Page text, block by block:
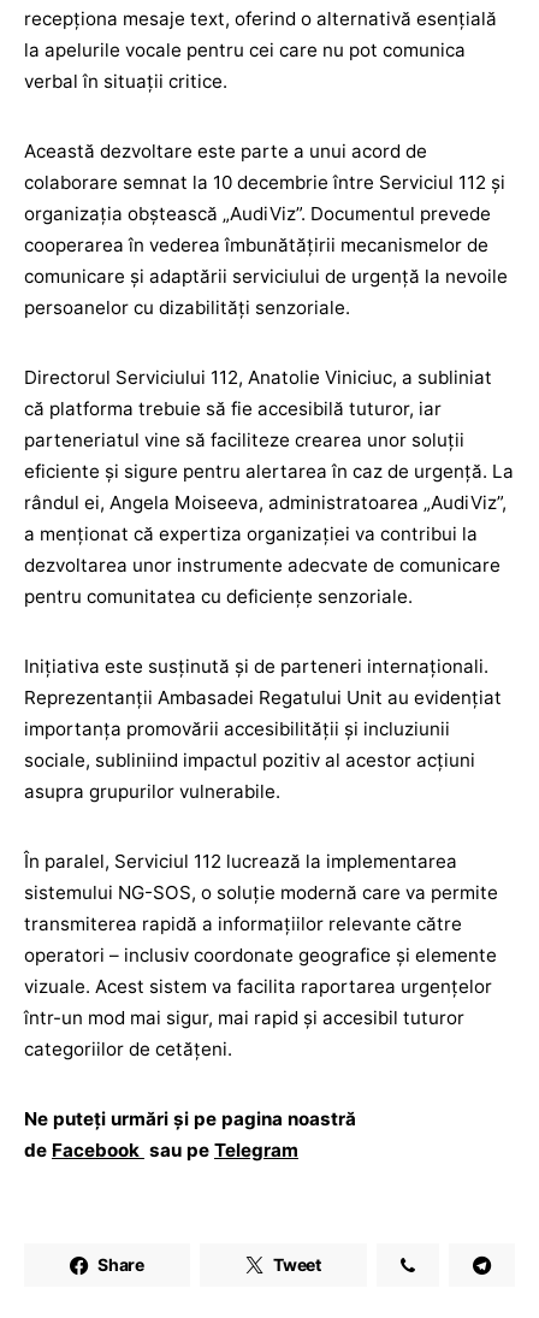
recepționa mesaje text, oferind o alternativă esențială
la apelurile vocale pentru cei care nu pot comunica
verbal în situații critice.
Această dezvoltare este parte a unui acord de
colaborare semnat la 10 decembrie între Serviciul 112 și
organizația obștească „AudiViz”. Documentul prevede
cooperarea în vederea îmbunătățirii mecanismelor de
comunicare și adaptării serviciului de urgență la nevoile
persoanelor cu dizabilități senzoriale.
Directorul Serviciului 112, Anatolie Viniciuc, a subliniat
că platforma trebuie să fie accesibilă tuturor, iar
parteneriatul vine să faciliteze crearea unor soluții
eficiente și sigure pentru alertarea în caz de urgență. La
rândul ei, Angela Moiseeva, administratoarea „AudiViz”,
a menționat că expertiza organizației va contribui la
dezvoltarea unor instrumente adecvate de comunicare
pentru comunitatea cu deficiențe senzoriale.
Inițiativa este susținută și de parteneri internaționali.
Reprezentanții Ambasadei Regatului Unit au evidențiat
importanța promovării accesibilității și incluziunii
sociale, subliniind impactul pozitiv al acestor acțiuni
asupra grupurilor vulnerabile.
În paralel, Serviciul 112 lucrează la implementarea
sistemului NG-SOS, o soluție modernă care va permite
transmiterea rapidă a informațiilor relevante către
operatori – inclusiv coordonate geografice și elemente
vizuale. Acest sistem va facilita raportarea urgențelor
într-un mod mai sigur, mai rapid și accesibil tuturor
categoriilor de cetățeni.
Ne puteți urmări și pe pagina noastră
de Facebook sau pe Telegram
Share Tweet